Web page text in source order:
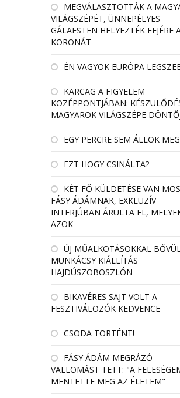
MEGVÁLASZTOTTÁK A
VILÁGSZÉPÉT, ÜNNEPÉLYES
GÁLAESTEN HELYEZTÉK FEJÉRE
KORONÁT
ÉN VAGYOK EURÓPA
KARCAG A FIGYELEM
KÖZÉPPONTJÁBAN:
MAGYAROK VILÁGSZÉPE
EGY PERCRE SEM ÁLLOK
EZT HOGY CSINÁLTA?
KÉT FŐ KÜLDETÉSE VAN
FÁSY ÁDÁMNAK, EXKLUZÍV
INTERJÚBAN ÁRULTA EL,
AZOK
ÚJ MŰALKOTÁSOKKAL
MUNKÁCSY KIÁLLÍTÁS
HAJDÚSZOBOSZLÓN
BIKAVÉRES SAJT VOLT A
FESZTIVÁLOZÓK KEDVENCE
CSODA TÖRTÉNT!
FÁSY ÁDÁM MEGRÁZÓ
VALLOMÁST TETT: "A
MENTETTE MEG AZ ÉLETEM"